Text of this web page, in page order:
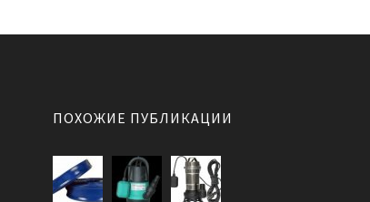
ПОХОЖИЕ ПУБЛИКАЦИИ